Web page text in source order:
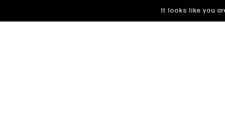
It looks like you